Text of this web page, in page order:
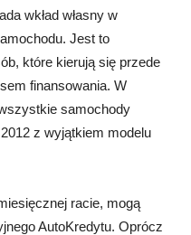
wkład własny w
Jest to
które kierują się przede
finansowania. W
samochody
z wyjątkiem modelu
racie, mogą
AutoKredytu. Oprócz